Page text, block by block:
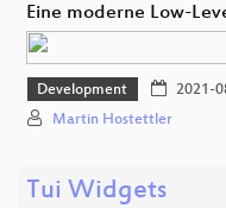
Eine moderne Low-
Development 2021-
Martin Hostettler
Tui Widgets